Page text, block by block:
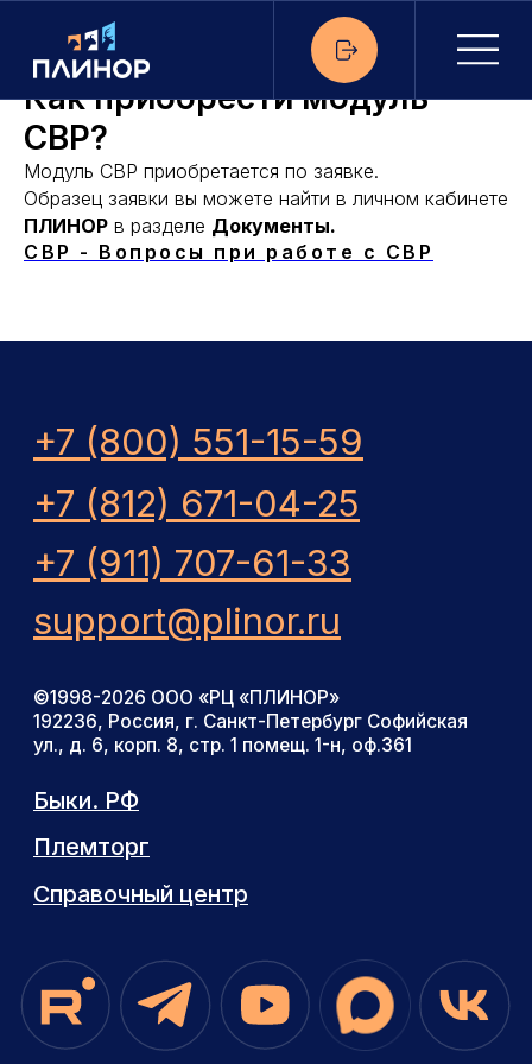
Как приобрести модуль
СВР?
Модуль СВР приобретается по заявке.
Образец заявки вы можете найти в личном кабинете
ПЛИНОР в разделе Документы.
СВР - Вопросы при работе с СВР
support@plinor.ru
©1998-2026 ООО «РЦ «ПЛИНОР»
192236, Россия, г. Санкт-Петербург Софийская
Быки. РФ
Справочный центр
Продолжая использовать сайт, вы даете
и других пользовательских данных
в соответствии сполитикой